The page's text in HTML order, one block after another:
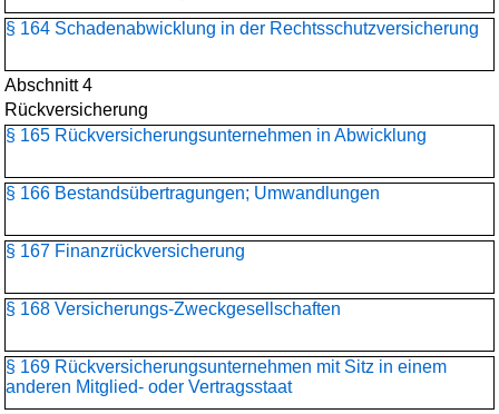
§ 164 Schadenabwicklung in der Rechtsschutzversicherung
Abschnitt 4
Rückversicherung
§ 165 Rückversicherungs­unternehmen in Abwicklung
§ 166 Bestandsübertragungen; Umwandlungen
§ 167 Finanzrückversicherung
§ 168 Versicherungs-Zweckgesellschaften
§ 169 Rückversicherungs­unternehmen mit Sitz in einem
anderen Mitglied- oder Vertragsstaat